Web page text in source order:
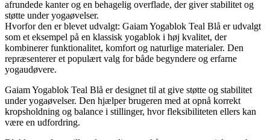
afrundede kanter og en behagelig overflade, der giver stabilitet og
støtte under yogaøvelser.
Hvorfor den er blevet udvalgt: Gaiam Yogablok Teal Blå er udvalgt
som et eksempel på en klassisk yogablok i høj kvalitet, der
kombinerer funktionalitet, komfort og naturlige materialer. Den
repræsenterer et populært valg for både begyndere og erfarne
yogaudøvere.
Gaiam Yogablok Teal Blå er designet til at give støtte og stabilitet
under yogaøvelser. Den hjælper brugeren med at opnå korrekt
kropsholdning og balance i stillinger, hvor fleksibiliteten ellers kan
være en udfordring.